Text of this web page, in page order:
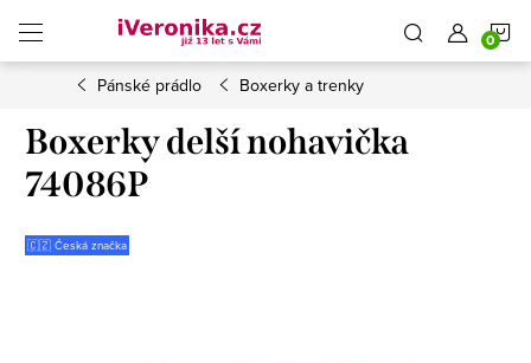
obsah
Pánské prádlo Boxerky a trenky
Boxerky delší nohavička
74086P
🇨🇿 Česká značka